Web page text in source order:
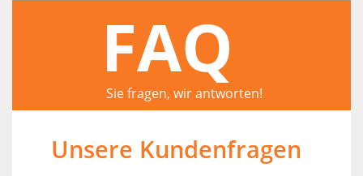
FAQ
Sie fragen, wir antworten!
Unsere Kundenfragen